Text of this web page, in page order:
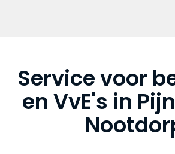
Service voor
en VvE's in